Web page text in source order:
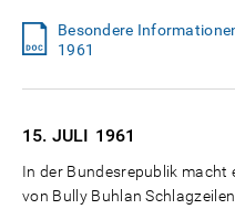
Besondere
1961
15. JULI 1961
In der Bundesrepublik macht
von Bully Buhlan